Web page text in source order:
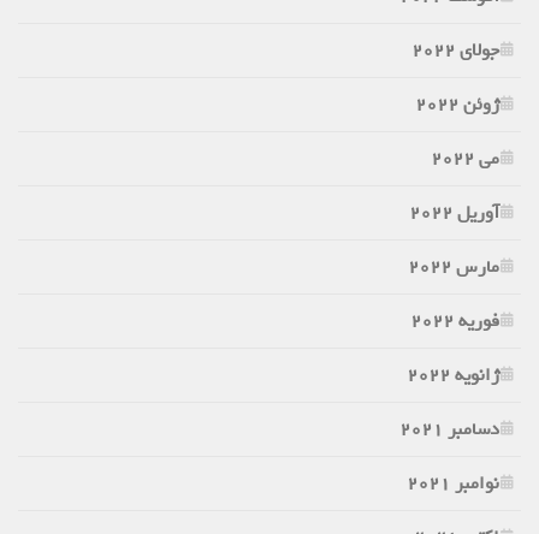
جولای 2022
ژوئن 2022
می 2022
آوریل 2022
مارس 2022
فوریه 2022
ژانویه 2022
دسامبر 2021
نوامبر 2021